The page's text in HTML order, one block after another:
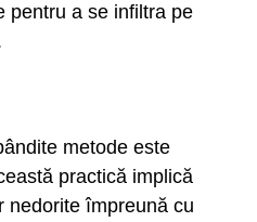
pentru a se infiltra pe
metode este
practică implică
nedorite împreună cu